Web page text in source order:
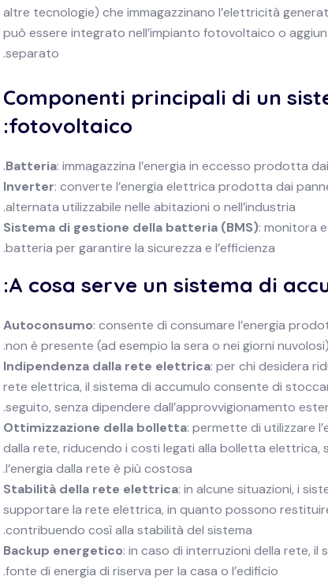
altre tecnologie) che immagazzinano l’elettricità
può essere integrato nell’impianto fotovoltaico o
separato.
Componenti principali di un
fotovoltaico:
Batteria: immagazzina l’energia in eccesso prodotta
Inverter: converte l’energia elettrica prodotta dai
alternata utilizzabile nelle abitazioni o nell’industria.
Sistema di gestione della batteria (BMS): monitora
batteria per garantire la sicurezza e l’efficienza.
A cosa serve un sistema di
Autoconsumo: consente di consumare l’energia
non è presente (ad esempio la sera o nei giorni
Indipendenza dalla rete elettrica: per chi desidera
rete elettrica, il sistema di accumulo consente di
seguito, senza dipendere dall’approvvigionamento
Ottimizzazione della bolletta: permette di utilizzare
dalla rete, riducendo i costi legati alla bolletta
l’energia dalla rete è più costosa.
Stabilità della rete elettrica: in alcune situazioni, i
supportare la rete elettrica, in quanto possono
contribuendo così alla stabilità del sistema.
Backup energetico: in caso di interruzioni della rete, il
fonte di energia di riserva per la casa o l’edificio.